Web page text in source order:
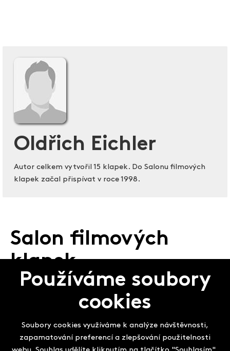
Oldřich Eichler
Autor celkem vytvořil 15 klapek. Do Salonu filmových
klapek začal přispívat v roce 1998.
Salon filmových
klapek
Používáme soubory
cookies
Soubory cookies využíváme k analýze návštěvnosti,
zapamatování preferencí a zlepšování použitelnosti